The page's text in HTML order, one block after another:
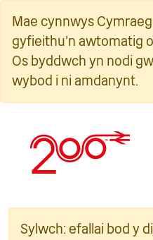
cynnwys
Mae cynnwys
gyfieithu'n awtomatig
Os byddwch yn nodi
wybod i ni amdanynt.
Sylwch: efallai bod y